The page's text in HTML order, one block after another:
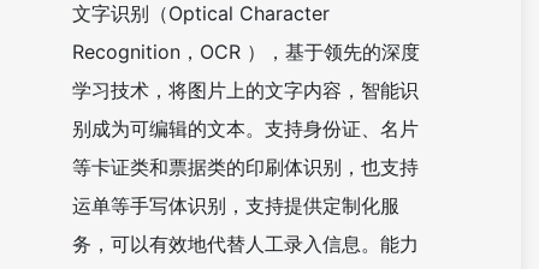
文字识别（Optical Character
Recognition，OCR ），基于领先的深度
学习技术，将图片上的文字内容，智能识
别成为可编辑的文本。支持身份证、名片
等卡证类和票据类的印刷体识别，也支持
运单等手写体识别，支持提供定制化服
务，可以有效地代替人工录入信息。能力